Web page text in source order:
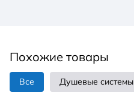
Похожие товары
Все Душевые системы